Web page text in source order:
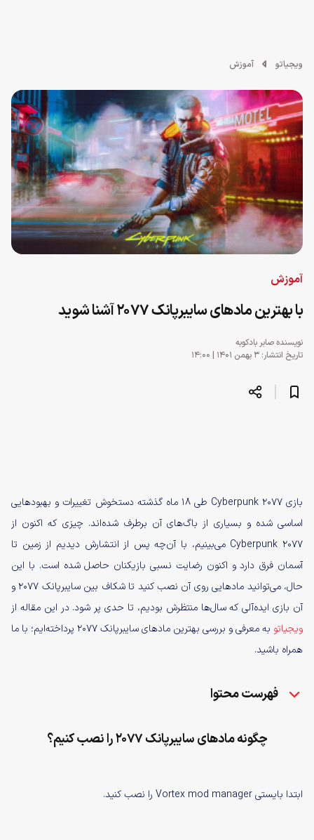
ویجیاتو آموزش
آموزش
با بهترین مادهای سایبرپانک ۲۰۷۷ آشنا شوید
نویسندهصابر بادکوبه
تاریخ انتشار: ۳ بهمن ۱۴۰۱ | ۱۴:۰۰
بازی Cyberpunk 2077 طی ۱۸ ماه گذشته دستخوش تغییرات و بهبودهایی
اساسی شده و بسیاری از باگ‌های آن برطرف شده‌اند. چیزی که اکنون از
Cyberpunk 2077 می‌بینیم، با آن‌چه پس از انتشارش دیدیم از زمین تا
آسمان فرق دارد و اکنون رضایت نسبی بازیکنان حاصل شده است. با این
حال، می‌توانید مادهایی روی آن نصب کنید تا شکاف بین سایبرپانک ۲۰۷۷ و
آن بازی ایده‌آلی که سال‌ها منتظرش بودیم، تا حدی پر شود. در این مقاله از
ویجیاتو
به معرفی و بررسی بهترین مادهای سایبرپانک ۲۰۷۷ پرداخته‌ایم؛ با ما
همراه باشید.
فهرست محتوا
چگونه مادهای سایبرپانک ۲۰۷۷ را نصب کنیم؟
ابتدا بایستی Vortex mod manager را نصب کنید.